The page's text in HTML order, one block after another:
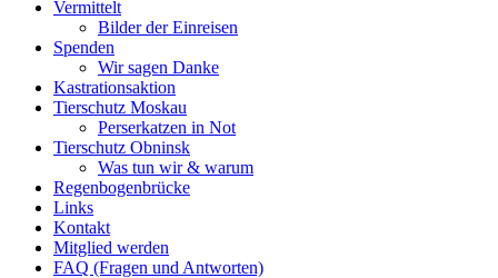
Vermittelt
Bilder der Einreisen
Spenden
Wir sagen Danke
Kastrationsaktion
Tierschutz Moskau
Perserkatzen in Not
Tierschutz Obninsk
Was tun wir & warum
Regenbogenbrücke
Links
Kontakt
Mitglied werden
FAQ (Fragen und Antworten)